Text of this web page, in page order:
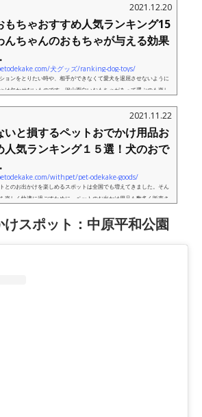
2021.12.20
もちゃおすすめ人気ランキング15
んちゃんのおもちゃが与える効果
犬グッズ/ranking-dog-toys/
ョンをとりたい時や、相手ができなくて愛犬を退屈させないように
は欠かせないものです。沢山面白いおもちゃがあって選ぶのも楽し
2021.11.22
いと損するペットおでかけ用品お
人気ランキング１５選！犬のおで
withpet/pet-odekake-goods/
とのお出かけを楽しめるスポットは全国でも増えてきました。そん
楽しく快適に過ごすために、ペットのお出かけ用品も数多く販売さ
けスポット：中原平和公園